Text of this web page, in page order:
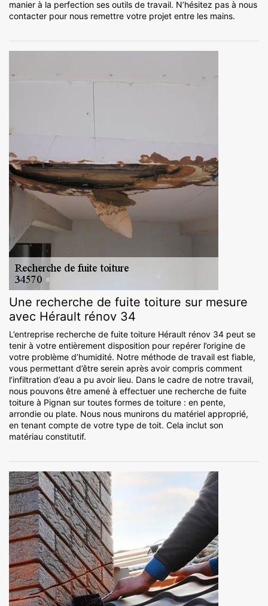
manier à la perfection ses outils de travail. N’hésitez pas à nous
contacter pour nous remettre votre projet entre les mains.
Une recherche de fuite toiture sur mesure
avec Hérault rénov 34
L’entreprise recherche de fuite toiture Hérault rénov 34 peut se
tenir à votre entièrement disposition pour repérer l’origine de
votre problème d’humidité. Notre méthode de travail est fiable,
vous permettant d’être serein après avoir compris comment
l’infiltration d’eau a pu avoir lieu. Dans le cadre de notre travail,
nous pouvons être amené à effectuer une recherche de fuite
toiture à Pignan sur toutes formes de toiture : en pente,
arrondie ou plate. Nous nous munirons du matériel approprié,
en tenant compte de votre type de toit. Cela inclut son
matériau constitutif.